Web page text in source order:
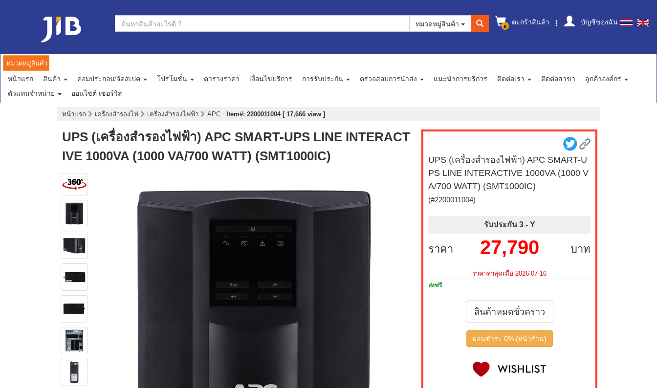
0 ตะกร้าสินค้า บัญชีของฉัน
หมวดหมู่สินค้า
หมวดหมู่สินค้า
หน้าแรก สินค้า คอมประกอบ/จัดสเปค โปรโมชั่น ตารางราคา เงื่อนไขบริการ การรับประกัน ตรวจสอบการนำส่ง แนะนำการบริการ ติดต่อเรา ติดต่อสาขา
ลูกค้าองค์กร
ตัวแทนจำหน่าย
ออนไซต์ เซอร์วิส
หน้าแรก เครื่องสำรองไฟ เครื่องสำรองไฟฟ้า APC : Item#: 2200011004 [ 17,666 view ]
UPS (เครื่องสำรองไฟฟ้า) APC SMART-UPS LINE INTERACT
IVE 1000VA (1000 VA/700 WATT) (SMT1000IC)
UPS (เครื่องสำรองไฟฟ้า) APC SMART-U
PS LINE INTERACTIVE 1000VA (1000 V
A/700 WATT) (SMT1000IC)
(#2200011004)
รับประกัน 3 - Y
ราคา บาท
27,790
ราคาล่าสุดเมื่อ 2026-07-16
ส่งฟรี
สินค้าหมดชั่วคราว
ผ่อนชำระ 0% (หน้าร้าน)